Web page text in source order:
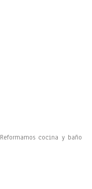
Reformamos cocina y baño